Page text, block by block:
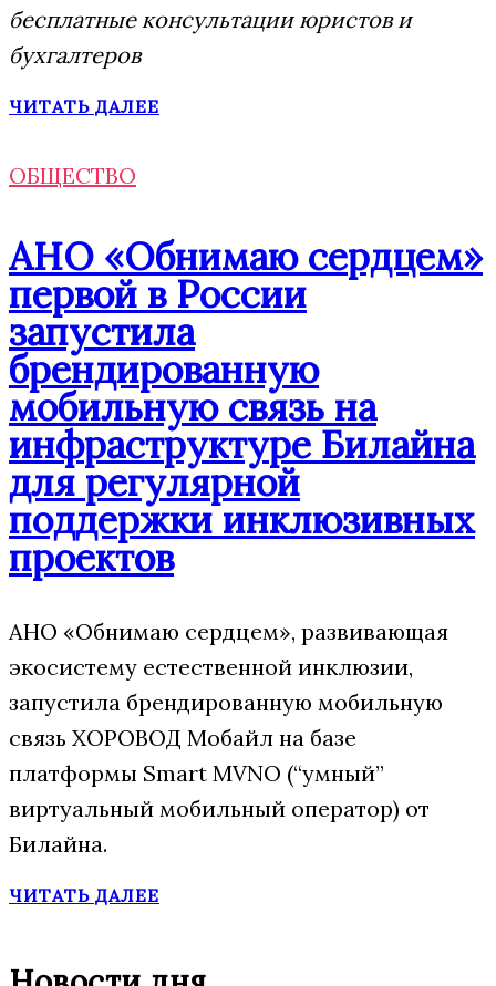
бесплатные консультации юристов и
бухгалтеров
ЧИТАТЬ ДАЛЕЕ
ОБЩЕСТВО
АНО «Обнимаю сердцем»
первой в России
запустила
брендированную
мобильную связь на
инфраструктуре Билайна
для регулярной
поддержки инклюзивных
проектов
АНО «Обнимаю сердцем», развивающая
экосистему естественной инклюзии,
запустила брендированную мобильную
связь ХОРОВОД Мобайл на базе
платформы Smart MVNO (“умный”
виртуальный мобильный оператор) от
Билайна.
ЧИТАТЬ ДАЛЕЕ